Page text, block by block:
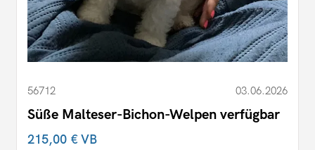
56712 03.06.2026
Süße Malteser-Bichon-Welpen verfügbar
215,00 €VB